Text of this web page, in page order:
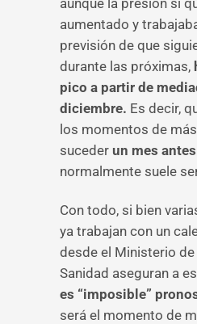
aunque la presión sí
aumentado y
previsión de que
durante las próximas,
pico a partir de
diciembre. Es decir,
los momentos de
suceder un mes
normalmente suele
Con todo, si bien
ya trabajan con un
desde el Ministerio de
Sanidad aseguran a
es “imposible”
será el momento de